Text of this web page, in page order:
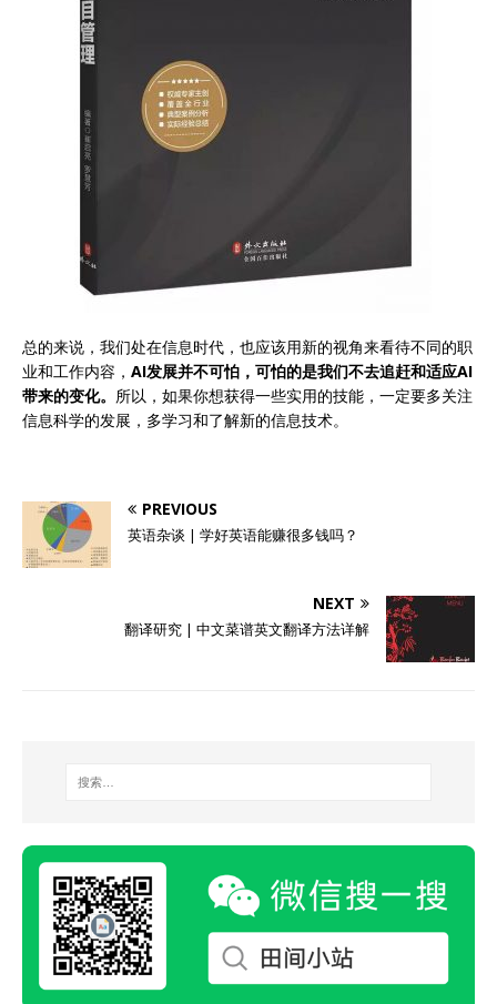
总的来说，我们处在信息时代，也应该用新的视角来看待不同的职
业和工作内容， AI发展并不可怕，可怕的是我们不去追赶和适应AI
带来的变化。 所以，如果你想获得一些实用的技能，一定要多关注
信息科学的发展，多学习和了解新的信息技术。
PREVIOUS
英语杂谈 | 学好英语能赚很多钱吗？
NEXT
翻译研究 | 中文菜谱英文翻译方法详解